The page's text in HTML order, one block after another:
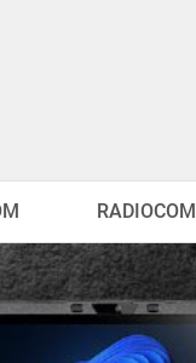
RADIOCOM